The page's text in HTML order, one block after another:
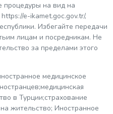
процедуры на вид на
e-ikamet.goc.gov.tr/,
Избегайте передачи
лицам и посредникам. Не
за пределами этого
медицинское
в Турции;страхование
жительство; Иностранное